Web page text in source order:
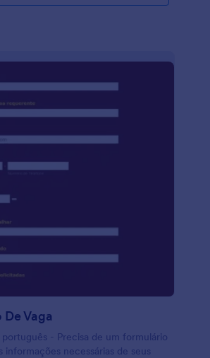
Vaga
- Precisa de um formulário
informações necessárias de seus